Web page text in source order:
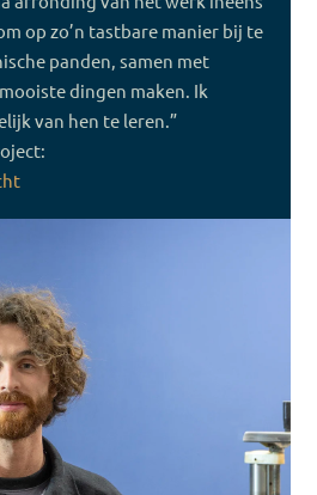
op zo’n tastbare manier bij te
panden, samen met
dingen maken. Ik
van hen te leren.”